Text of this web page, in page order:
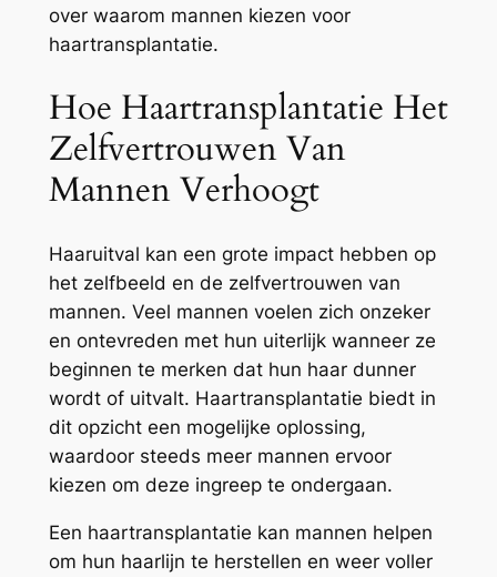
over waarom mannen kiezen voor
haartransplantatie.
Hoe Haartransplantatie Het
Zelfvertrouwen Van
Mannen Verhoogt
Haaruitval kan een grote impact hebben op
het zelfbeeld en de zelfvertrouwen van
mannen. Veel mannen voelen zich onzeker
en ontevreden met hun uiterlijk wanneer ze
beginnen te merken dat hun haar dunner
wordt of uitvalt. Haartransplantatie biedt in
dit opzicht een mogelijke oplossing,
waardoor steeds meer mannen ervoor
kiezen om deze ingreep te ondergaan.
Een haartransplantatie kan mannen helpen
om hun haarlijn te herstellen en weer voller